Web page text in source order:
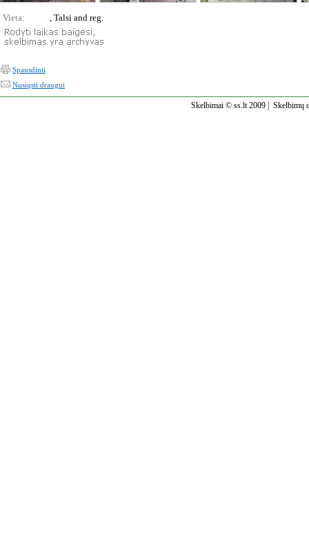
Vieta: , Talsi and reg.
Spausdinti
Nusiųsti draugui
Skelbimai © ss.lt 2009 | Skelbimų